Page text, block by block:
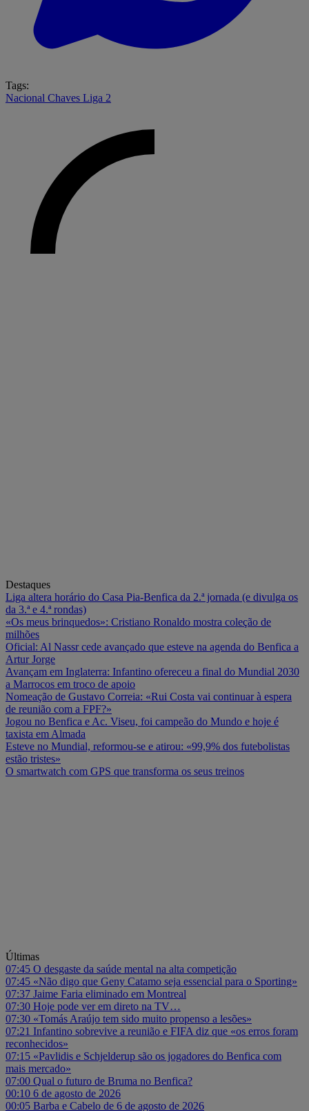
Tags:
Nacional Chaves Liga 2
Destaques
Liga altera horário do Casa Pia-Benfica da 2.ª jornada (e divulga os
da 3.ª e 4.ª rondas)
«Os meus brinquedos»: Cristiano Ronaldo mostra coleção de
milhões
Oficial: Al Nassr cede avançado que esteve na agenda do Benfica a
Artur Jorge
Avançam em Inglaterra: Infantino ofereceu a final do Mundial 2030
a Marrocos em troco de apoio
Nomeação de Gustavo Correia: «Rui Costa vai continuar à espera
de reunião com a FPF?»
Jogou no Benfica e Ac. Viseu, foi campeão do Mundo e hoje é
taxista em Almada
Esteve no Mundial, reformou-se e atirou: «99,9% dos futebolistas
estão tristes»
O smartwatch com GPS que transforma os seus treinos
Últimas
07:45 O desgaste da saúde mental na alta competição
07:45 «Não digo que Geny Catamo seja essencial para o Sporting»
07:37 Jaime Faria eliminado em Montreal
07:30 Hoje pode ver em direto na TV…
07:30 «Tomás Araújo tem sido muito propenso a lesões»
07:21 Infantino sobrevive a reunião e FIFA diz que «os erros foram
reconhecidos»
07:15 «Pavlidis e Schjelderup são os jogadores do Benfica com
mais mercado»
07:00 Qual o futuro de Bruma no Benfica?
00:10 6 de agosto de 2026
00:05 Barba e Cabelo de 6 de agosto de 2026